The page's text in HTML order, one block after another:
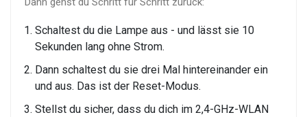
Schaltest du die Lampe aus - und lässt sie 10
Sekunden lang ohne Strom.
Dann schaltest du sie drei Mal hintereinander ein
und aus. Das ist der Reset-Modus.
Stellst du sicher, dass du dich im 2,4-GHz-WLAN